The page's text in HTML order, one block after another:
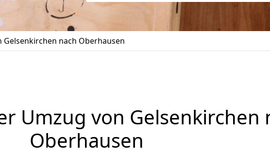
Gelsenkirchen nach Oberhausen
Umzug von Gelsenkirchen
Oberhausen